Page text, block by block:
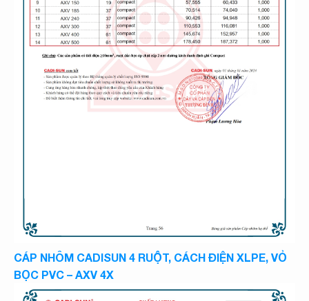
CÁP NHÔM CADISUN 4 RUỘT, CÁCH ĐIỆN XLPE, VỎ
BỌC PVC – AXV 4X